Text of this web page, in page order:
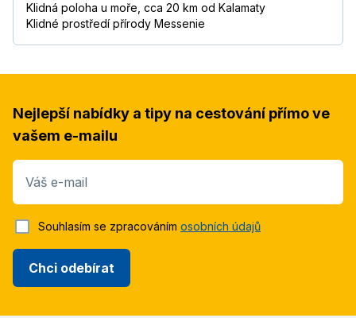
Klidná poloha u moře, cca 20 km od Kalamaty
Klidné prostředí přírody Messenie
Nejlepší nabídky a tipy na cestování přímo ve
vašem e-mailu
Váš e-mail
Chci odebírat
Souhlasím se zpracováním osobních údajů